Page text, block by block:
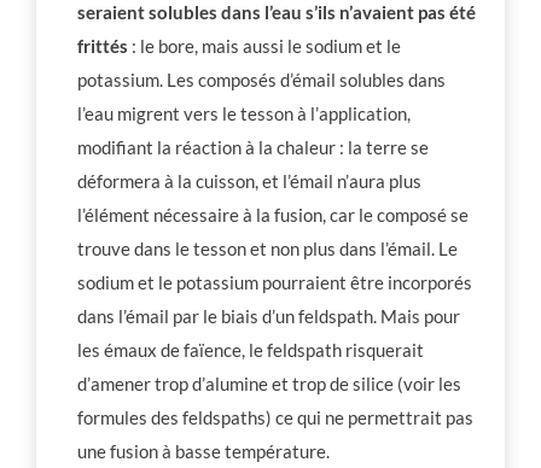
seraient solubles dans l’eau s’ils n’avaient pas été
frittés : le bore, mais aussi le sodium et le
potassium. Les composés d’émail solubles dans
l’eau migrent vers le tesson à l’application,
modifiant la réaction à la chaleur : la terre se
déformera à la cuisson, et l’émail n’aura plus
l’élément nécessaire à la fusion, car le composé se
trouve dans le tesson et non plus dans l’émail. Le
sodium et le potassium pourraient être incorporés
dans l’émail par le biais d’un feldspath. Mais pour
les émaux de faïence, le feldspath risquerait
d’amener trop d’alumine et trop de silice (voir les
formules des feldspaths) ce qui ne permettrait pas
une fusion à basse température.